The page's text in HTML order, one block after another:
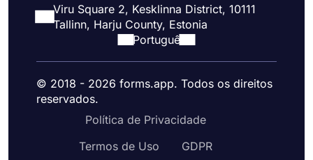
Viru Square 2, Kesklinna District, 10111
Tallinn, Harju County, Estonia
Portuguê
© 2018 - 2026 forms.app. Todos os direitos
reservados.
Política de Privacidade
Termos de Uso
GDPR